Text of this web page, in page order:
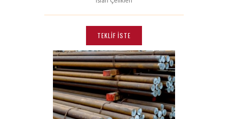
TEKLIF İSTE
fazla
varyasyonu
var.
Seçenekler
ürün
sayfasından
seçilebilir